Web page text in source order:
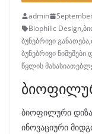
admin
Biophilic Design,
ბუნებრივი განათება,
ბუნებრივი ნიმუშები
წყლის
ბიოფილური
ინოვაციური